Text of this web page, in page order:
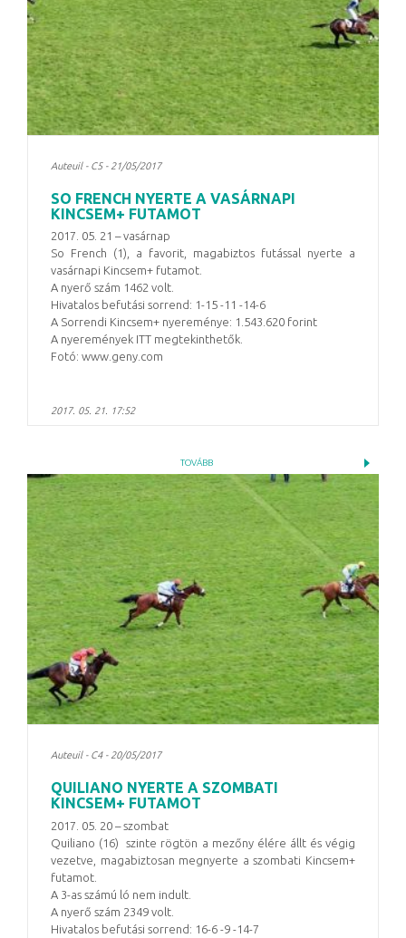
Auteuil - C5 - 21/05/2017
SO FRENCH NYERTE A VASÁRNAPI
KINCSEM+ FUTAMOT
2017. 05. 21 – vasárnap
So French (1), a favorit, magabiztos futással nyerte a
vasárnapi Kincsem+ futamot.
A nyerő szám 1462 volt.
Hivatalos befutási sorrend: 1-15 -11 -14-6
A Sorrendi Kincsem+ nyereménye: 1.543.620 forint
A nyeremények ITT megtekinthetők.
Fotó: www.geny.com
2017. 05. 21. 17:52
TOVÁBB
Auteuil - C4 - 20/05/2017
QUILIANO NYERTE A SZOMBATI
KINCSEM+ FUTAMOT
2017. 05. 20 – szombat
Quiliano (16) szinte rögtön a mezőny élére állt és végig
vezetve, magabiztosan megnyerte a szombati Kincsem+
futamot.
A 3-as számú ló nem indult.
A nyerő szám 2349 volt.
Hivatalos befutási sorrend: 16-6 -9 -14-7